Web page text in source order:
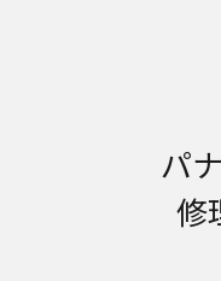
商品には、取
の印刷物が同
ウェブサイト
パ
修